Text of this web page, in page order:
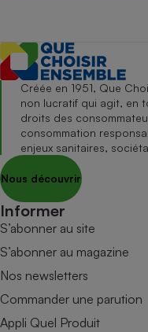
Créée en 1951, Que
non lucratif qui agit, en
droits des
consommation
enjeux sanitaires,
Nous découvrir
Informer
S’abonner au site
S’abonner au magazine
Nos newsletters
Commander une parution
Appli Quel Produit